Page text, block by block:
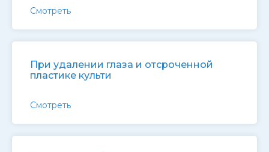
Смотреть
При удалении глаза и отсроченной
пластике культи
Смотреть